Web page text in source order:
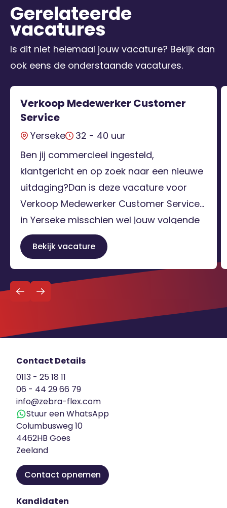
Gerelateerde
vacatures
Is dit niet helemaal jouw vacature? Bekijk dan
ook eens de onderstaande vacatures.
Verkoop Medewerker Customer
Service
Yerseke
32 - 40 uur
Ben jij commercieel ingesteld,
klantgericht en op zoek naar een nieuwe
uitdaging?Dan is deze vacature voor
Verkoop Medewerker Customer Service
in Yerseke misschien wel jouw volgende
stap!Voor een opdrachtgever in Yerseke
zijn wij op zoek naar een enthousiaste en
gedreven professional die zich voor 32-
40 uur per week wil inzetten binnen een
Bekijk vacature
Contact Details
0113 - 25 18 11
06 - 44 29 66 79
info@zebra-flex.com
Stuur een WhatsApp
Columbusweg 10
4462HB Goes
Zeeland
Contact opnemen
Kandidaten